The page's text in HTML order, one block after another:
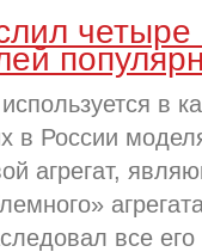
четыре
в
в России
агрегат,
все его